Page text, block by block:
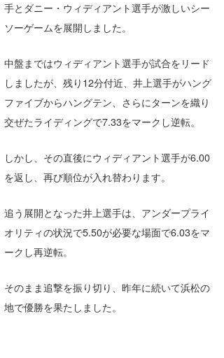
手とダニー・ウィディアント選手が激しいシー
ソーゲームを展開しました。
中盤まではウィディアント選手が試合をリード
しましたが、残り12分付近、井上選手がハング
ファイブからハングテン、さらにターンを織り
交ぜたライディングで7.33をマークし逆転。
しかし、その直後にウィディアント選手が6.00
を返し、再び順位が入れ替わります。
追う展開となった井上選手は、アンダープライ
オリティの状況で5.50が必要な場面で6.03をマ
ークし再逆転。
そのまま追撃を振り切り、昨年に続いて浜松の
地で優勝を果たしました。